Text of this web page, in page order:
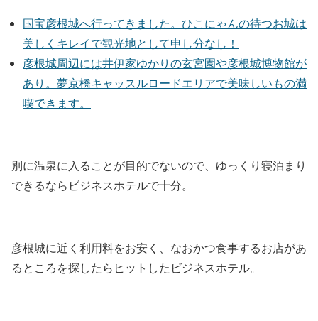
国宝彦根城へ行ってきました。ひこにゃんの待つお城は
美しくキレイで観光地として申し分なし！
彦根城周辺には井伊家ゆかりの玄宮園や彦根城博物館が
あり。夢京橋キャッスルロードエリアで美味しいもの満
喫できます。
別に温泉に入ることが目的でないので、ゆっくり寝泊まり
できるならビジネスホテルで十分。
彦根城に近く利用料をお安く、なおかつ食事するお店があ
るところを探したらヒットしたビジネスホテル。